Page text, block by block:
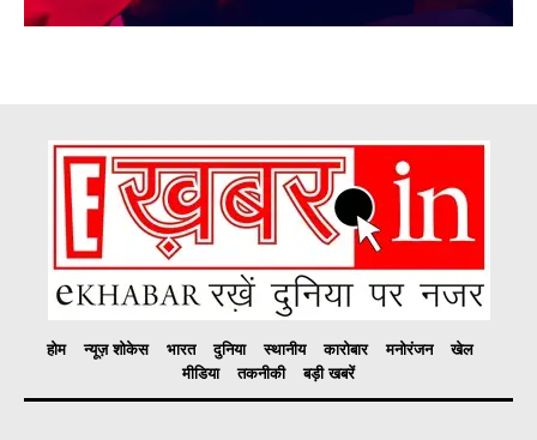
होम न्यूज़ शोकेस भारत दुनिया स्थानीय कारोबार मनोरंजन
खेल
मीडिया
तकनीकी बड़ी खबरें